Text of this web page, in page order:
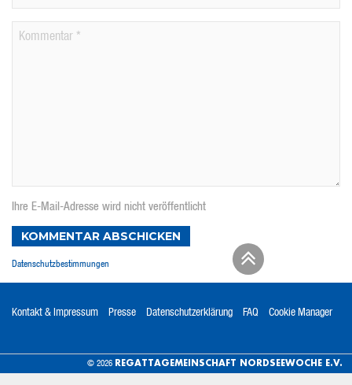
Ihre E-Mail-Adresse wird nicht veröffentlicht
KOMMENTAR ABSCHICKEN
Datenschutzbestimmungen
Kontakt & Impressum Presse Datenschutzerklärung FAQ Cookie Manager
© 2026 REGATTAGEMEINSCHAFT NORDSEEWOCHE E.V.